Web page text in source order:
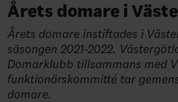
Årets domare i
Årets domare instiftades i
säsongen 2021-2022.
Domarklubb tillsammans med
funktionärskommitté tar
domare.